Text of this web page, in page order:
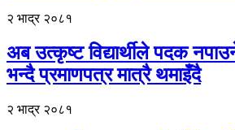
२ भाद्र २०८१
अब उत्कृष्ट विद्यार्थीले पदक
भन्दै प्रमाणपत्र मात्रै थमाइँदै
२ भाद्र २०८१